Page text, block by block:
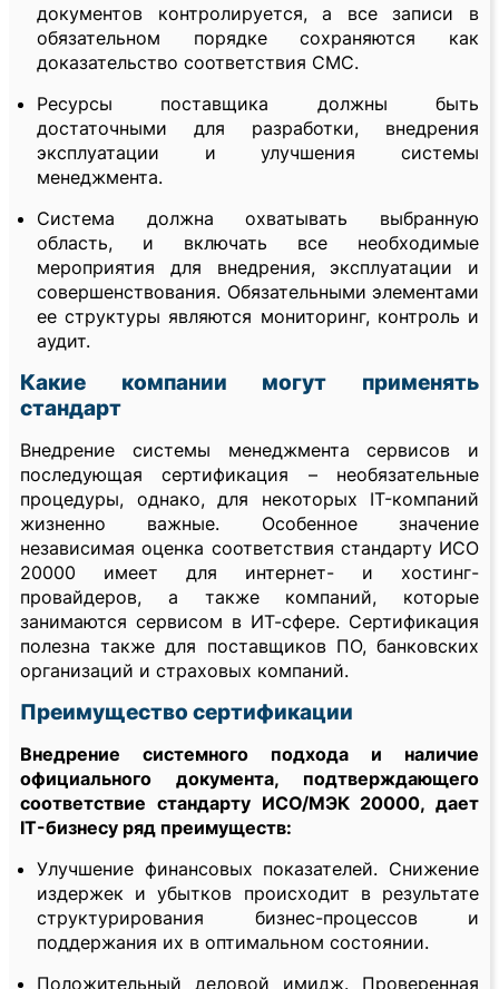
документов контролируется, а все записи в
обязательном порядке сохраняются как
доказательство соответствия СМС.
Ресурсы поставщика должны быть
достаточными для разработки, внедрения
эксплуатации и улучшения системы
менеджмента.
Система должна охватывать выбранную
область, и включать все необходимые
мероприятия для внедрения, эксплуатации и
совершенствования. Обязательными элементами
ее структуры являются мониторинг, контроль и
аудит.
Какие компании могут применять
стандарт
Внедрение системы менеджмента сервисов и
последующая сертификация – необязательные
процедуры, однако, для некоторых IT-компаний
жизненно важные. Особенное значение
независимая оценка соответствия стандарту ИСО
20000 имеет для интернет- и хостинг-
провайдеров, а также компаний, которые
занимаются сервисом в ИТ-сфере. Сертификация
полезна также для поставщиков ПО, банковских
организаций и страховых компаний.
Преимущество сертификации
Внедрение системного подхода и наличие
официального документа, подтверждающего
соответствие стандарту ИСО/МЭК 20000, дает
IT-бизнесу ряд преимуществ:
Улучшение финансовых показателей. Снижение
издержек и убытков происходит в результате
структурирования бизнес-процессов и
поддержания их в оптимальном состоянии.
Положительный деловой имидж. Проверенная